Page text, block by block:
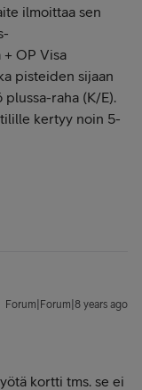
ilmoittaa sen
OP Visa
pisteiden sijaan
raha (K/E).
kertyy noin 5-
Forum|Forum|8 years ago
kortti tms. se ei